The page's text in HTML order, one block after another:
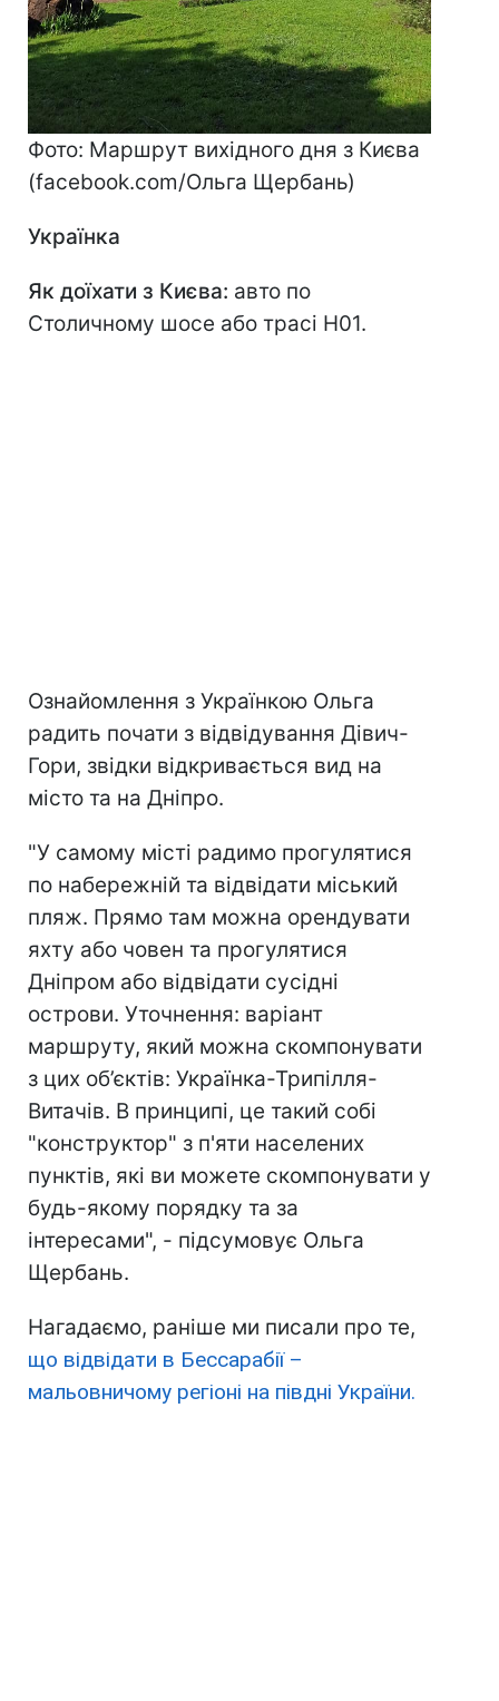
Фото: Маршрут вихідного дня з Києва
(facebook.com/Ольга Щербань)
Українка
Як доїхати з Києва: авто по
Столичному шосе або трасі Н01.
Ознайомлення з Українкою Ольга
радить почати з відвідування Дівич-
Гори, звідки відкривається вид на
місто та на Дніпро.
"У самому місті радимо прогулятися
по набережній та відвідати міський
пляж. Прямо там можна орендувати
яхту або човен та прогулятися
Дніпром або відвідати сусідні
острови. Уточнення: варіант
маршруту, який можна скомпонувати
з цих об’єктів: Українка-Трипілля-
Витачів. В принципі, це такий собі
"конструктор" з п'яти населених
пунктів, які ви можете скомпонувати у
будь-якому порядку та за
інтересами", - підсумовує Ольга
Щербань.
Нагадаємо, раніше ми писали про те,
що відвідати в Бессарабії –
мальовничому регіоні на півдні України.